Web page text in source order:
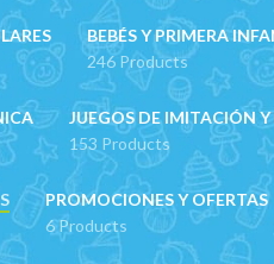
BEBÉS Y PRIMERA
246 Products
JUEGOS DE IMITACIÓN Y
153 Products
PROMOCIONES Y OFERTAS
6 Products